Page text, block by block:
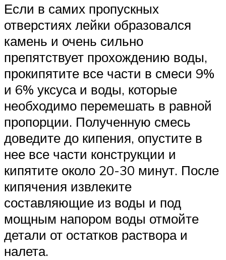
Если в самих пропускных
отверстиях лейки образовался
камень и очень сильно
препятствует прохождению воды,
прокипятите все части в смеси 9%
и 6% уксуса и воды, которые
необходимо перемешать в равной
пропорции. Полученную смесь
доведите до кипения, опустите в
нее все части конструкции и
кипятите около 20-30 минут. После
кипячения извлеките
составляющие из воды и под
мощным напором воды отмойте
детали от остатков раствора и
налета.